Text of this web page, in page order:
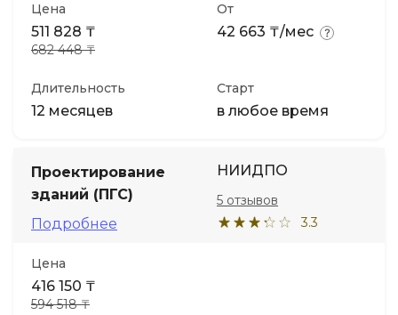
Цена
511 828 ₸
682 448 ₸
От
42 663 ₸/мес
Длительность
12 месяцев
Старт
в любое время
Проектирование
зданий (ПГС)
Подробнее
НИИДПО
3.3
5 отзывов
Цена
416 150 ₸
594 518 ₸